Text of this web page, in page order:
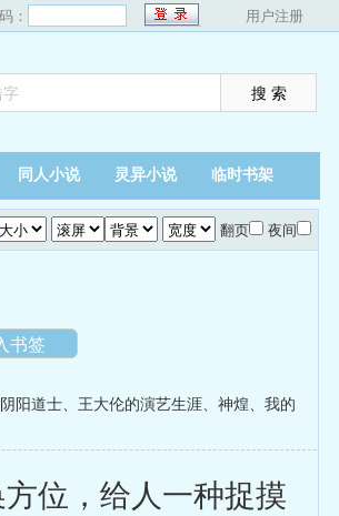
： 用户注册
同人小说 灵异小说 临时书架
翻页 夜间
书签
阳道士、 王大伦的演艺生涯、 神煌、 我的
位，给人一种捉摸